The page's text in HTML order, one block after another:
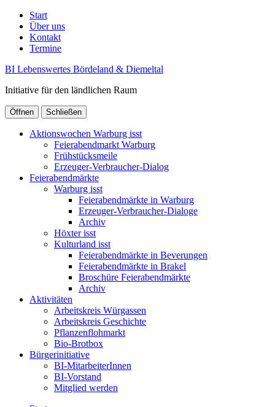
Start
Über uns
Kontakt
Termine
BI Lebenswertes Bördeland & Diemeltal
Initiative für den ländlichen Raum
Öffnen Schließen
Aktionswochen Warburg isst
Feierabendmarkt Warburg
Frühstücksmeile
Erzeuger-Verbraucher-Dialog
Feierabendmärkte
Warburg isst
Feierabendmärkte in Warburg
Erzeuger-Verbraucher-Dialoge
Archiv
Höxter isst
Kulturland isst
Feierabendmärkte in Beverungen
Feierabendmärkte in Brakel
Broschüre Feierabendmärkte
Archiv
Aktivitäten
Arbeitskreis Würgassen
Arbeitskreis Geschichte
Pflanzenflohmarkt
Bio-Brotbox
Bürgerinitiative
BI-MitarbeiterInnen
BI-Vorstand
Mitglied werden